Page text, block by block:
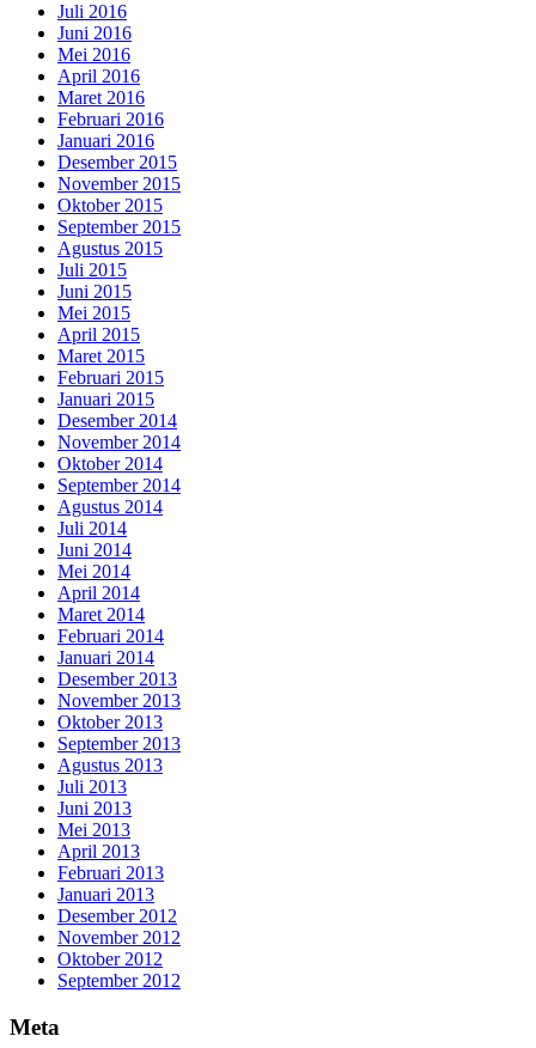
Juli 2016
Juni 2016
Mei 2016
April 2016
Maret 2016
Februari 2016
Januari 2016
Desember 2015
November 2015
Oktober 2015
September 2015
Agustus 2015
Juli 2015
Juni 2015
Mei 2015
April 2015
Maret 2015
Februari 2015
Januari 2015
Desember 2014
November 2014
Oktober 2014
September 2014
Agustus 2014
Juli 2014
Juni 2014
Mei 2014
April 2014
Maret 2014
Februari 2014
Januari 2014
Desember 2013
November 2013
Oktober 2013
September 2013
Agustus 2013
Juli 2013
Juni 2013
Mei 2013
April 2013
Februari 2013
Januari 2013
Desember 2012
November 2012
Oktober 2012
September 2012
Meta